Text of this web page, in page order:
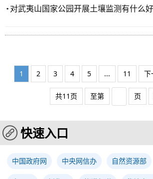
对武夷山国家公园开展土壤监测有什么好
1 2 3 4 5 ... 11 下
共11页 至第 页
快速入口
中国政府网 中央网信办 自然资源部